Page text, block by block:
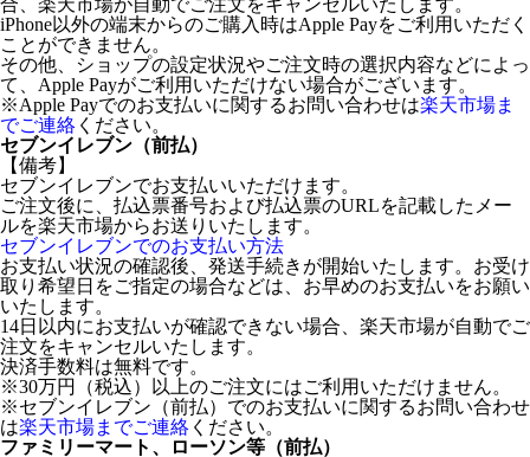
合、楽天市場が自動でご注文をキャンセルいたします。
iPhone以外の端末からのご購入時はApple Payをご利用いただく
ことができません。
その他、ショップの設定状況やご注文時の選択内容などによっ
て、Apple Payがご利用いただけない場合がございます。
※Apple Payでのお支払いに関するお問い合わせは楽天市場ま
でご連絡 ください。
セブンイレブン（前払）
【備考】
セブンイレブンでお支払いいただけます。
ご注文後に、払込票番号および払込票のURLを記載したメー
ルを楽天市場からお送りいたします。
セブンイレブンでのお支払い方法
お支払い状況の確認後、発送手続きが開始いたします。お受け
取り希望日をご指定の場合などは、お早めのお支払いをお願い
いたします。
14日以内にお支払いが確認できない場合、楽天市場が自動でご
注文をキャンセルいたします。
決済手数料は無料です。
※30万円（税込）以上のご注文にはご利用いただけません。
※セブンイレブン（前払）でのお支払いに関するお問い合わせ
は楽天市場までご連絡 ください。
ファミリーマート、ローソン等（前払）